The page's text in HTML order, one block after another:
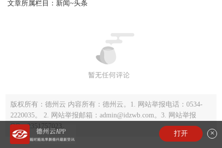
文章所属栏目： 新闻~头条
打开 ×
版权所有：德州云 内容所有：德州云。1. 网站举报电话：0534-
2220035。 2. 网站举报邮箱：admin@idzwb.com。3. 网站举报
QQ：2351757023。